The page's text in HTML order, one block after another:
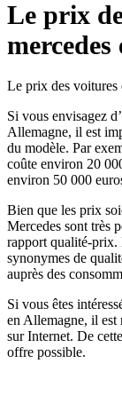
Le prix
mercedes
Le prix des voitures
Si vous envisagez
Allemagne, il est
du modèle. Par
coûte environ 20
environ 50 000
Bien que les prix
Mercedes sont très
rapport qualité-prix.
synonymes de
auprès des
Si vous êtes
en Allemagne, il est
sur Internet. De
offre possible.